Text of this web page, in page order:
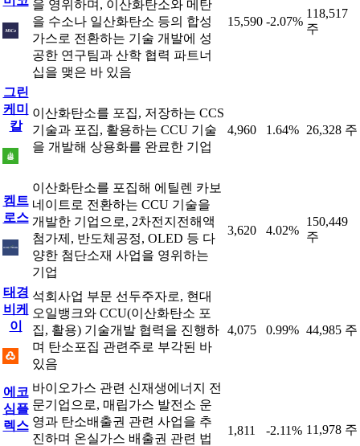
을 영위하며, 이산화탄소와 메탄
을 수소나 일산화탄소 등의 합성
가스로 전환하는 기술 개발에 성
공한 연구팀과 산학 협력 파트너
십을 맺은 바 있음
15,590 -2.07%
118,517
주
그린
케미
칼
이산화탄소를 포집, 저장하는 CCS
기술과 포집, 활용하는 CCU 기술
을 개발해 상용화를 완료한 기업
4,960 1.64% 26,328 주
켐트
로스
이산화탄소를 포집해 에틸렌 카보
네이트로 전환하는 CCU 기술을
개발한 기업으로, 2차전지전해액
첨가제, 반도체공정, OLED 등 다
양한 첨단소재 사업을 영위하는
기업
3,620 4.02%
150,449
주
태경
비케
이
석회사업 부문 선두주자로, 현대
오일뱅크와 CCU(이산화탄소 포
집, 활용) 기술개발 협력을 진행하
며 탄소포집 관련주로 부각된 바
있음
4,075 0.99% 44,985 주
에코
심플
렉스
바이오가스 관련 신재생에너지 전
문기업으로, 매립가스 발전소 운
영과 탄소배출권 관련 사업을 추
진하며 온실가스 배출권 관련 법
1,811 -2.11% 11,978 주